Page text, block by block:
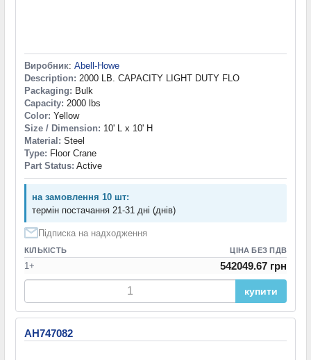
Виробник: Abell-Howe
Description: 2000 LB. CAPACITY LIGHT DUTY FLO
Packaging: Bulk
Capacity: 2000 lbs
Color: Yellow
Size / Dimension: 10' L x 10' H
Material: Steel
Type: Floor Crane
Part Status: Active
на замовлення 10 шт:
термін постачання 21-31 дні (днів)
Підписка на надходження
КІЛЬКІСТЬ ЦІНА БЕЗ ПДВ
1+ 542049.67 грн
купити
AH747082